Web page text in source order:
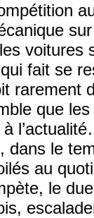
voitures
fait se
rarement
que
dans le
au
le